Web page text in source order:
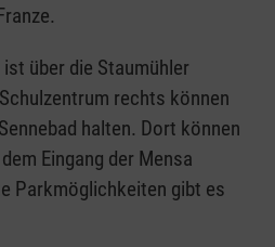
über die Staumühler
rechts können
halten. Dort können
Eingang der Mensa
Parkmöglichkeiten gibt es